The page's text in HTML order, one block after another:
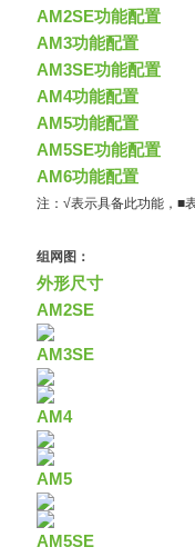
AM2SE功能配置
AM3功能配置
AM3SE功能配置
AM4功能配置
AM5功能配置
AM5SE功能配置
AM6功能配置
注：√表示具备此功能，■
组网图：
外形尺寸
AM2SE
AM3SE
AM4
AM5
AM5SE